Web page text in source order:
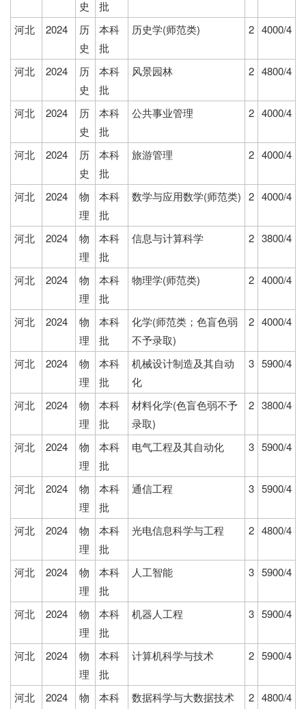
史
批
河北
2024
历
史
本科
批
历史学(师范类) 2 4000/4
河北 2024
历
史
本科
批
风景园林 2 4800/4
河北 2024
历
史
本科
批
公共事业管理 2 4000/4
河北 2024
历
史
本科
批
旅游管理 2 4000/4
河北 2024
物
理
本科
批
数学与应用数学(师范类) 2 4000/4
河北 2024
物
理
本科
批
信息与计算科学 2 3800/4
河北 2024
物
理
本科
批
物理学(师范类) 2 4000/4
河北 2024
物
理
本科
批
化学(师范类；色盲色弱
不予录取)
2 4000/4
河北 2024
物
理
本科
批
机械设计制造及其自动
化
3 5900/4
河北 2024
物
理
本科
批
材料化学(色盲色弱不予
录取)
2 3800/4
河北 2024
物
理
本科
批
电气工程及其自动化 3 5900/4
河北 2024
物
理
本科
批
通信工程 3 5900/4
河北 2024
物
理
本科
批
光电信息科学与工程 2 4800/4
河北 2024
物
理
本科
批
人工智能 3 5900/4
河北 2024
物
理
本科
批
机器人工程 3 5900/4
河北 2024
物
理
本科
批
计算机科学与技术 2 5900/4
河北 2024
物
本科
数据科学与大数据技术 2 4800/4